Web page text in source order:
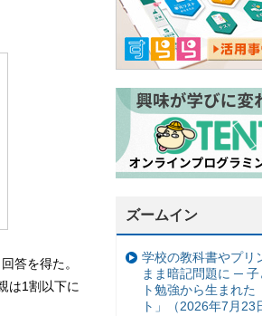
答を得た。
は1割以下に
ズームイン
学校の教科書やプリ
まま暗記問題に ─ 子
ト勉強から生まれた
ト」（2026年7月23